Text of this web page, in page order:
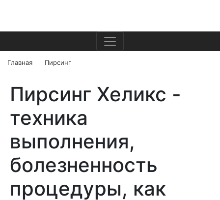
Главная Пирсинг
Пирсинг Хеликс -
техника
выполнения,
болезненность
процедуры, как